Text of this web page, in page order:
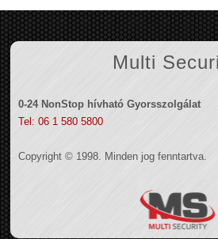
Multi
0-24 NonStop hívható Gyorsszolgálat
Tel: 06 1 580 5800
Copyright © 1998. Minden jog fenntartva.